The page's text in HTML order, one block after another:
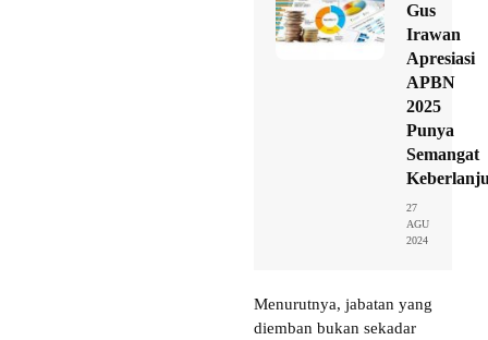
Gus
Irawan
Apresiasi
APBN
2025
Punya
Semangat
27
AGU
2024
Menurutnya, jabatan yang
diemban bukan sekadar